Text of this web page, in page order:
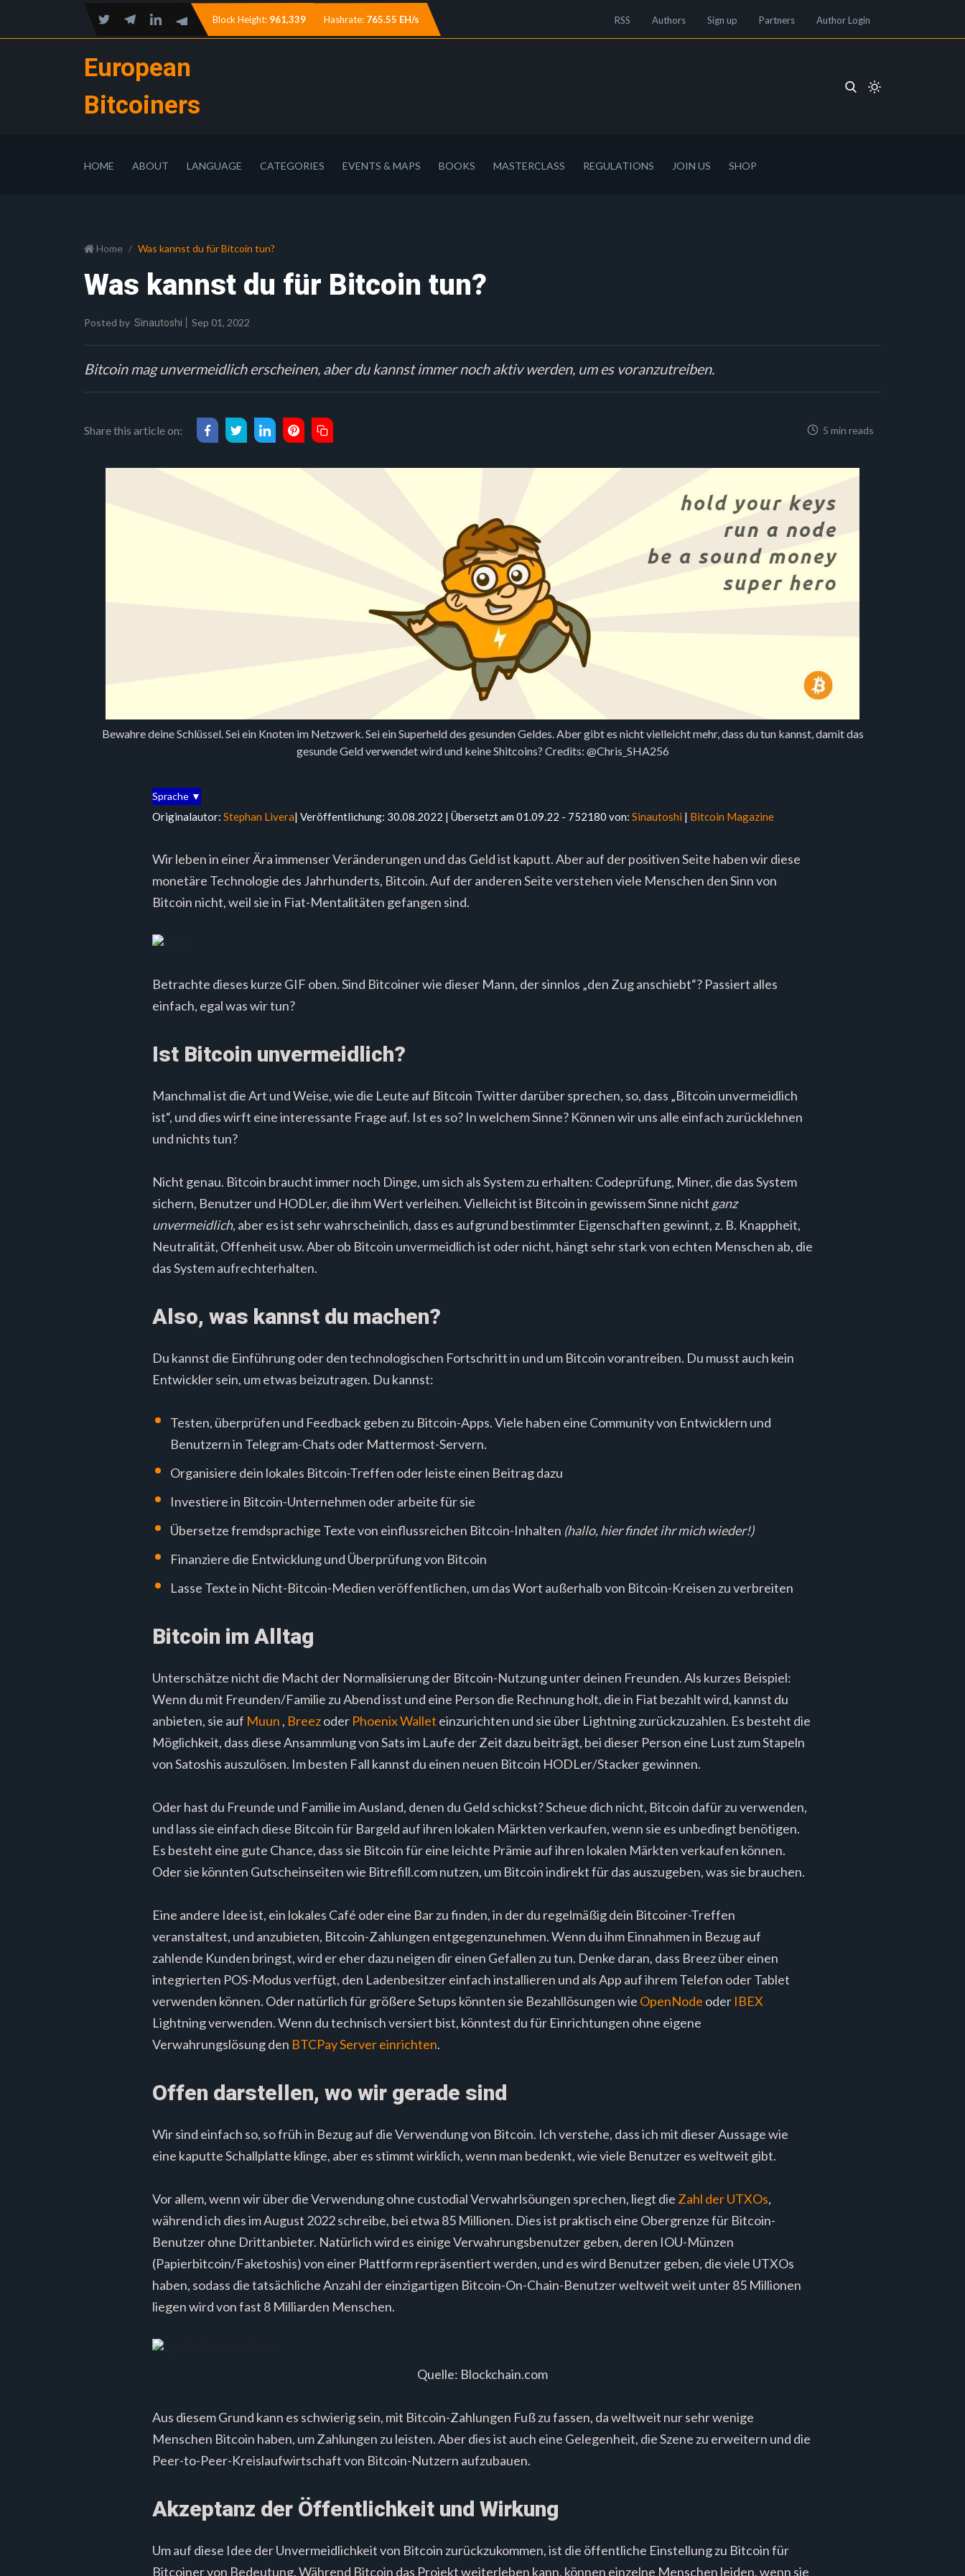
Block Height: 961,339 Hashrate: 765.55 EH/s RSS Authors Sign up Partners Author Login
European
Bitcoiners
HOME ABOUT LANGUAGE CATEGORIES EVENTS & MAPS BOOKS MASTERCLASS REGULATIONS JOIN US SHOP
Home Was kannst du für Bitcoin tun?
Was kannst du für Bitcoin tun?
Posted by Sinautoshi Sep 01, 2022
Bitcoin mag unvermeidlich erscheinen, aber du kannst immer noch aktiv werden, um es voranzutreiben.
Share this article on: 5 min reads
Bewahre deine Schlüssel. Sei ein Knoten im Netzwerk. Sei ein Superheld des gesunden Geldes. Aber gibt es nicht vielleicht mehr, dass du tun kannst, damit das
gesunde Geld verwendet wird und keine Shitcoins? Credits: @Chris_SHA256
Sprache ▼
Originalautor: Stephan Livera| Veröffentlichung: 30.08.2022 | Übersetzt am 01.09.22 - 752180 von: Sinautoshi | Bitcoin Magazine
Wir leben in einer Ära immenser Veränderungen und das Geld ist kaputt. Aber auf der positiven Seite haben wir diese
monetäre Technologie des Jahrhunderts, Bitcoin. Auf der anderen Seite verstehen viele Menschen den Sinn von
Bitcoin nicht, weil sie in Fiat-Mentalitäten gefangen sind.
Betrachte dieses kurze GIF oben. Sind Bitcoiner wie dieser Mann, der sinnlos „den Zug anschiebt“? Passiert alles
einfach, egal was wir tun?
Ist Bitcoin unvermeidlich?
Manchmal ist die Art und Weise, wie die Leute auf Bitcoin Twitter darüber sprechen, so, dass „Bitcoin unvermeidlich
ist“, und dies wirft eine interessante Frage auf. Ist es so? In welchem ​​Sinne? Können wir uns alle einfach zurücklehnen
und nichts tun?
Nicht genau. Bitcoin braucht immer noch Dinge, um sich als System zu erhalten: Codeprüfung, Miner, die das System
sichern, Benutzer und HODLer, die ihm Wert verleihen. Vielleicht ist Bitcoin in gewissem Sinne nicht ganz
unvermeidlich, aber es ist sehr wahrscheinlich, dass es aufgrund bestimmter Eigenschaften gewinnt, z. B. Knappheit,
Neutralität, Offenheit usw. Aber ob Bitcoin unvermeidlich ist oder nicht, hängt sehr stark von echten Menschen ab, die
das System aufrechterhalten.
Also, was kannst du machen?
Du kannst die Einführung oder den technologischen Fortschritt in und um Bitcoin vorantreiben. Du musst auch kein
Entwickler sein, um etwas beizutragen. Du kannst:
Testen, überprüfen und Feedback geben zu Bitcoin-Apps. Viele haben eine Community von Entwicklern und
Benutzern in Telegram-Chats oder Mattermost-Servern.
Organisiere dein lokales Bitcoin-Treffen oder leiste einen Beitrag dazu
Investiere in Bitcoin-Unternehmen oder arbeite für sie
Übersetze fremdsprachige Texte von einflussreichen Bitcoin-Inhalten (hallo, hier findet ihr mich wieder!)
Finanziere die Entwicklung und Überprüfung von Bitcoin
Lasse Texte in Nicht-Bitcoin-Medien veröffentlichen, um das Wort außerhalb von Bitcoin-Kreisen zu verbreiten
Bitcoin im Alltag
Unterschätze nicht die Macht der Normalisierung der Bitcoin-Nutzung unter deinen Freunden. Als kurzes Beispiel:
Wenn du mit Freunden/Familie zu Abend isst und eine Person die Rechnung holt, die in Fiat bezahlt wird, kannst du
anbieten, sie auf Muun , Breezoder Phoenix Wallet einzurichten und sie über Lightning zurückzuzahlen. Es besteht die
Möglichkeit, dass diese Ansammlung von Sats im Laufe der Zeit dazu beiträgt, bei dieser Person eine Lust zum Stapeln
von Satoshis auszulösen. Im besten Fall kannst du einen neuen Bitcoin HODLer/Stacker gewinnen.
Oder hast du Freunde und Familie im Ausland, denen du Geld schickst? Scheue dich nicht, Bitcoin dafür zu verwenden,
und lass sie einfach diese Bitcoin für Bargeld auf ihren lokalen Märkten verkaufen, wenn sie es unbedingt benötigen.
Es besteht eine gute Chance, dass sie Bitcoin für eine leichte Prämie auf ihren lokalen Märkten verkaufen können.
Oder sie könnten Gutscheinseiten wie Bitrefill.com nutzen, um Bitcoin indirekt für das auszugeben, was sie brauchen.
Eine andere Idee ist, ein lokales Café oder eine Bar zu finden, in der du regelmäßig dein Bitcoiner-Treffen
veranstaltest, und anzubieten, Bitcoin-Zahlungen entgegenzunehmen. Wenn du ihm Einnahmen in Bezug auf
zahlende Kunden bringst, wird er eher dazu neigen dir einen Gefallen zu tun. Denke daran, dass Breez über einen
integrierten POS-Modus verfügt, den Ladenbesitzer einfach installieren und als App auf ihrem Telefon oder Tablet
verwenden können. Oder natürlich für größere Setups könnten sie Bezahllösungen wie OpenNode oder IBEX
Lightning verwenden. Wenn du technisch versiert bist, könntest du für Einrichtungen ohne eigene
Verwahrungslösung den BTCPay Server einrichten.
Offen darstellen, wo wir gerade sind
Wir sind einfach so, so früh in Bezug auf die Verwendung von Bitcoin. Ich verstehe, dass ich mit dieser Aussage wie
eine kaputte Schallplatte klinge, aber es stimmt wirklich, wenn man bedenkt, wie viele Benutzer es weltweit gibt.
Vor allem, wenn wir über die Verwendung ohne custodial Verwahrlsöungen sprechen, liegt die Zahl der UTXOs,
während ich dies im August 2022 schreibe, bei etwa 85 Millionen. Dies ist praktisch eine Obergrenze für Bitcoin-
Benutzer ohne Drittanbieter. Natürlich wird es einige Verwahrungsbenutzer geben, deren IOU-Münzen
(Papierbitcoin/Faketoshis) von einer Plattform repräsentiert werden, und es wird Benutzer geben, die viele UTXOs
haben, sodass die tatsächliche Anzahl der einzigartigen Bitcoin-On-Chain-Benutzer weltweit weit unter 85 Millionen
liegen wird von fast 8 Milliarden Menschen.
Quelle: Blockchain.com
Aus diesem Grund kann es schwierig sein, mit Bitcoin-Zahlungen Fuß zu fassen, da weltweit nur sehr wenige
Menschen Bitcoin haben, um Zahlungen zu leisten. Aber dies ist auch eine Gelegenheit, die Szene zu erweitern und die
Peer-to-Peer-Kreislaufwirtschaft von Bitcoin-Nutzern aufzubauen.
Akzeptanz der Öffentlichkeit und Wirkung
Um auf diese Idee der Unvermeidlichkeit von Bitcoin zurückzukommen, ist die öffentliche Einstellung zu Bitcoin für
Bitcoiner von Bedeutung. Während Bitcoin das Projekt weiterleben kann, können einzelne Menschen leiden, wenn sie